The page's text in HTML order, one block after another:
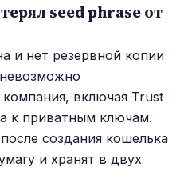
seed phrase от
и нет резервной копии
включая Trust
к приватным ключам.
создания кошелька
и хранят в двух